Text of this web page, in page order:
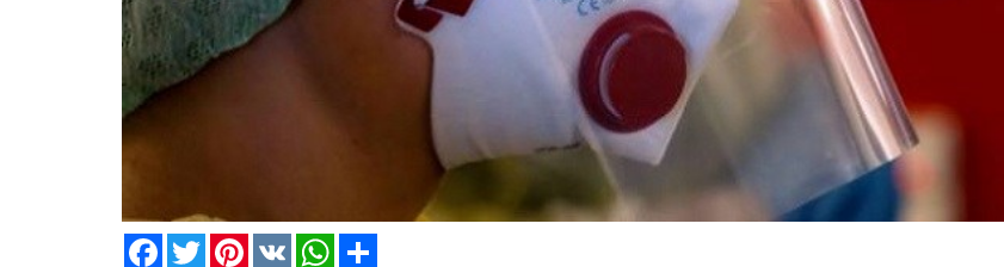
FacebookTwitterPinterest
VK WhatsApp